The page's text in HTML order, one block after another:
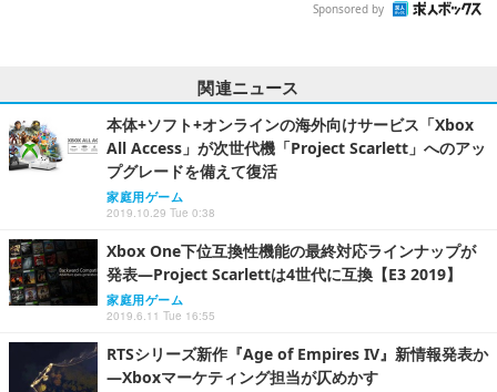
Sponsored by
関連ニュース
本体+ソフト+オンラインの海外向けサービス「Xbox
All Access」が次世代機「Project Scarlett」へのアッ
プグレードを備えて復活
家庭用ゲーム
2019.10.29 Tue 0:38
Xbox One下位互換性機能の最終対応ラインナップが
発表―Project Scarlettは4世代に互換【E3 2019】
家庭用ゲーム
2019.6.11 Tue 16:55
RTSシリーズ新作『Age of Empires IV』新情報発表か
―Xboxマーケティング担当が仄めかす